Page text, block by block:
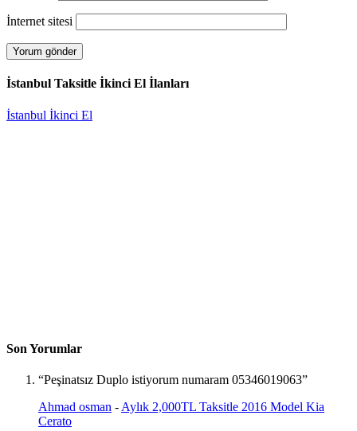
İnternet sitesi
İstanbul Taksitle İkinci El İlanları
İstanbul İkinci El
Son Yorumlar
“Peşinatsız Duplo istiyorum numaram 05346019063”
Ahmad osman - Aylık 2,000TL Taksitle 2016 Model Kia
Cerato